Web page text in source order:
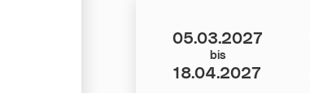
Datum:
05.03.2027
bis
18.04.2027